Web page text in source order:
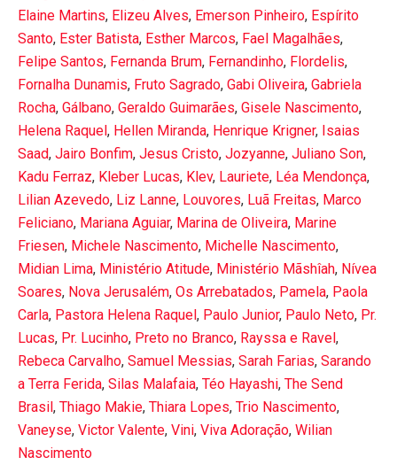
Elaine Martins, Elizeu Alves, Emerson Pinheiro, Espírito
Santo, Ester Batista, Esther Marcos, Fael Magalhães,
Felipe Santos, Fernanda Brum, Fernandinho, Flordelis,
Fornalha Dunamis, Fruto Sagrado, Gabi Oliveira, Gabriela
Rocha, Gálbano, Geraldo Guimarães, Gisele Nascimento,
Helena Raquel , Hellen Miranda, Henrique Krigner, Isaias
Saad, Jairo Bonfim, Jesus Cristo, Jozyanne, Juliano Son,
Kadu Ferraz, Kleber Lucas, Klev, Lauriete, Léa Mendonça,
Lilian Azevedo, Liz Lanne, Louvores, Luã Freitas, Marco
Feliciano, Mariana Aguiar, Marina de Oliveira, Marine
Friesen, Michele Nascimento, Michelle Nascimento,
Midian Lima, Ministério Atitude, Ministério Mãshîah, Nívea
Soares, Nova Jerusalém, Os Arrebatados, Pamela, Paola
Carla, Pastora Helena Raquel , Paulo Junior, Paulo Neto, Pr.
Lucas, Pr. Lucinho, Preto no Branco, Rayssa e Ravel ,
Rebeca Carvalho, Samuel Messias, Sarah Farias, Sarando
a Terra Ferida, Silas Malafaia, Téo Hayashi, The Send
Brasil , Thiago Makie, Thiara Lopes, Trio Nascimento,
Vaneyse, Victor Valente, Vini, Viva Adoração, Wilian
Nascimento